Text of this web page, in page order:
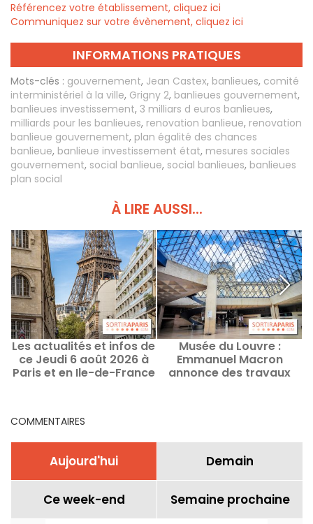
Référencez votre établissement, cliquez ici
Communiquez sur votre évènement, cliquez ici
INFORMATIONS PRATIQUES
Mots-clés : gouvernement, Jean Castex, banlieues, comité
interministériel à la ville, Grigny 2, banlieues gouvernement,
banlieues investissement, 3 milliars d euros banlieues,
milliards pour les banlieues, renovation banlieue, renovation
banlieue gouvernement, plan égalité des chances
banlieue, banlieue investissement état, mesures sociales
gouvernement, social banlieue, social banlieues, banlieues
plan social
À LIRE AUSSI...
Les actualités et infos de
ce Jeudi 6 août 2026 à
Paris et en Ile-de-France
Musée du Louvre :
Emmanuel Macron
annonce des travaux
COMMENTAIRES
Aujourd'hui Demain
Ce week-end Semaine prochaine